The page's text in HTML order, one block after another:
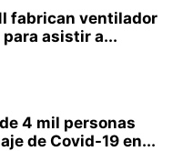
fabrican ventilador
asistir a...
4 mil personas
de Covid-19 en...